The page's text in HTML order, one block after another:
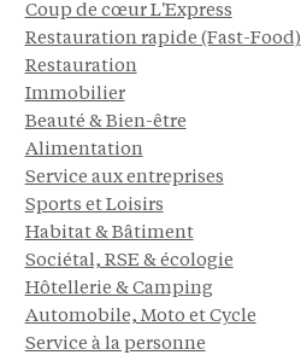
Coup de cœur L'Express
Restauration rapide (Fast-Food)
Restauration
Immobilier
Beauté & Bien-être
Alimentation
Service aux entreprises
Sports et Loisirs
Habitat & Bâtiment
Sociétal, RSE & écologie
Hôtellerie & Camping
Automobile, Moto et Cycle
Service à la personne